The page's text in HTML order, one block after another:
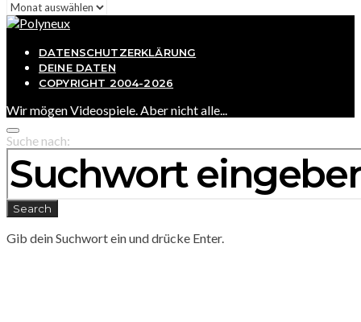
Archiv
DATENSCHUTZERKLÄRUNG
DEINE DATEN
COPYRIGHT 2004-2026
Wir mögen Videospiele. Aber nicht alle...
Suche nach:
Search
Gib dein Suchwort ein und drücke Enter.